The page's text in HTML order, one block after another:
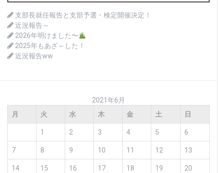
支部長就任報告と支部予選・検定開催決定！
近況報告～
2026年明けました〜
2025年もあざ～した！
近況報告ww
2021年6月
月
火 水 木 金 土 日
1 2 3 4 5 6
7 8 9 10 11 12 13
14 15 16 17 18 19 20